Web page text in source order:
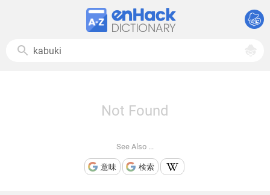
Not Found
See Also ...
意味 検索